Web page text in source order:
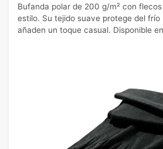
Bufanda polar de 200 g/m² con
estilo. Su tejido suave protege del
añaden un toque casual. Disponible